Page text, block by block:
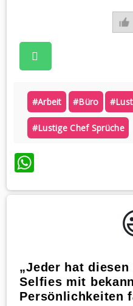
#arbeit #büro
#lustige Chef Sprüche
WhatsApp
„Jeder hat
Selfies mit
Persönlichkeiten